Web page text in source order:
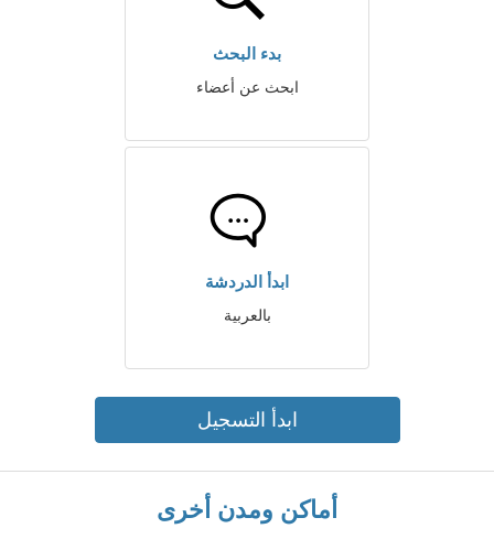
بدء البحث
ابحث عن أعضاء
ابدأ الدردشة
بالعربية
ابدأ التسجيل
أماكن ومدن أخرى